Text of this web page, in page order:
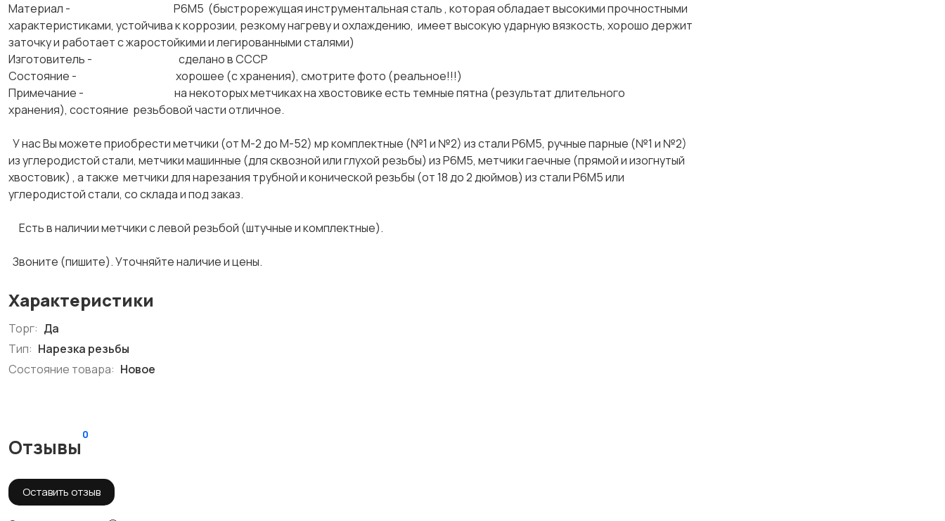
Материал - Р6М5 (быстрорежущая инструментальная сталь , которая обладает высокими прочностными
характеристиками, устойчива к коррозии, резкому нагреву и охлаждению, имеет высокую ударную вязкость, хорошо держит
заточку и работает с жаростойкими и легированными сталями)
Изготовитель - сделано в СССР
Состояние - хорошее (с хранения), смотрите фото (реальное!!!)
Примечание - на некоторых метчиках на хвостовике есть темные пятна (результат длительного
хранения), состояние резьбовой части отличное.
У нас Вы можете приобрести метчики (от М-2 до М-52) мр комплектные (№1 и №2) из стали Р6М5, ручные парные (№1 и №2)
из углеродистой стали, метчики машинные (для сквозной или глухой резьбы) из Р6М5, метчики гаечные (прямой и изогнутый
хвостовик) , а также метчики для нарезания трубной и конической резьбы (от 18 до 2 дюймов) из стали Р6М5 или
углеродистой стали, со склада и под заказ.
Есть в наличии метчики с левой резьбой (штучные и комплектные).
Звоните (пишите). Уточняйте наличие и цены.
Характеристики
Торг: Да
Тип: Нарезка резьбы
Состояние товара: Новое
Отзывы
0
Оставить отзыв